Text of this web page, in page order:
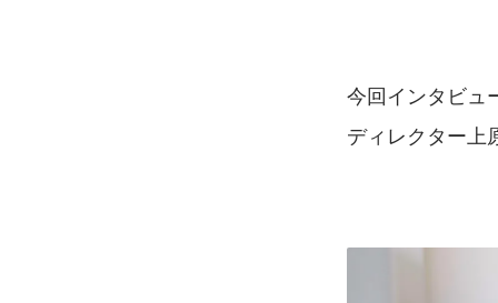
今回インタビュ
ディレクター上